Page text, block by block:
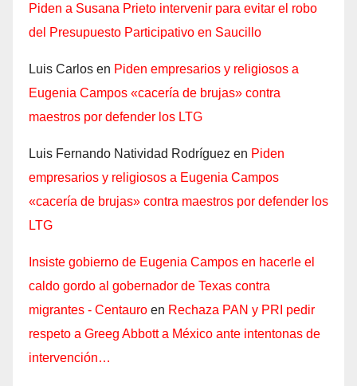
Piden a Susana Prieto intervenir para evitar el robo
del Presupuesto Participativo en Saucillo
Luis Carlos en Piden empresarios y religiosos a
Eugenia Campos «cacería de brujas» contra
maestros por defender los LTG
Luis Fernando Natividad Rodríguez en Piden
empresarios y religiosos a Eugenia Campos
«cacería de brujas» contra maestros por defender los
LTG
Insiste gobierno de Eugenia Campos en hacerle el
caldo gordo al gobernador de Texas contra
migrantes - Centauro en Rechaza PAN y PRI pedir
respeto a Greeg Abbott a México ante intentonas de
intervención…